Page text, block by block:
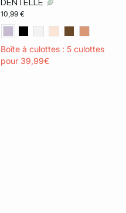
DENTELLE
10,99 €
Boîte à culottes : 5 culottes
pour 39,99€